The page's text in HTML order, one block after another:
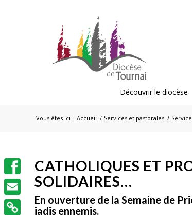
Vous êtes ici : Accueil / Services et pastorales /
Découvrir le diocèse
CATHOLIQUES ET
SOLIDAIRES…
En ouverture de la Semaine de
jadis ennemis.
Facebook
Email